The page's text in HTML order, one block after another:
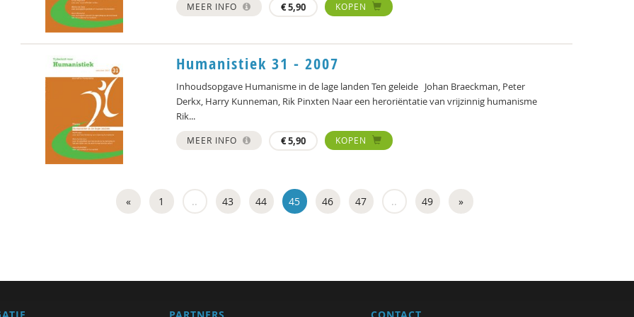
MEER INFO €5,90 KOPEN
Humanistiek 31 - 2007
Inhoudsopgave Humanisme in de lage landen Ten geleide Johan Braeckman, Peter
Derkx, Harry Kunneman, Rik Pinxten Naar een heroriëntatie van vrijzinnig humanisme
Rik...
MEER INFO €5,90 KOPEN
« 1 .. 43 44 45 46 47 .. 49 »